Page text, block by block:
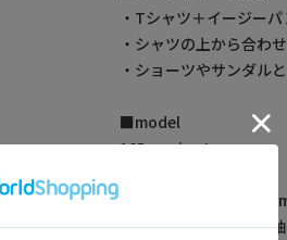
・Tシャツ＋イージー
・シャツの上から合わ
・ショーツやサンダル
■model
185cm size:L
【UNION STATION
アメリカントラッドを